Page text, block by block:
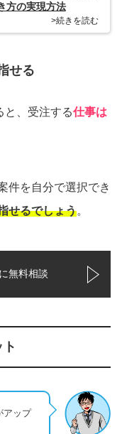
方の実現方法
>続きを読む
せる
と、受注する仕事は
件を自分で選択でき
せるでしょう。
無料相談
アップ